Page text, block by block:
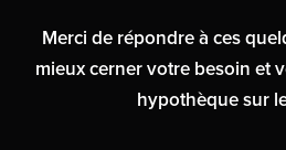
Merci de répondre à ces
mieux cerner votre besoin et
hypothèque sur